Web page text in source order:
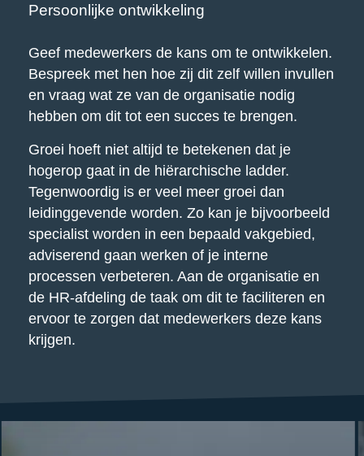
Persoonlijke ontwikkeling
Geef medewerkers de kans om te ontwikkelen.
Bespreek met hen hoe zij dit zelf willen invullen
en vraag wat ze van de organisatie nodig
hebben om dit tot een succes te brengen.
Groei hoeft niet altijd te betekenen dat je
hogerop gaat in de hiërarchische ladder.
Tegenwoordig is er veel meer groei dan
leidinggevende worden. Zo kan je bijvoorbeeld
specialist worden in een bepaald vakgebied,
adviserend gaan werken of je interne
processen verbeteren. Aan de organisatie en
de HR-afdeling de taak om dit te faciliteren en
ervoor te zorgen dat medewerkers deze kans
krijgen.